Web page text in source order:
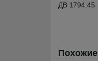
ДВ 1794.45
Похожие